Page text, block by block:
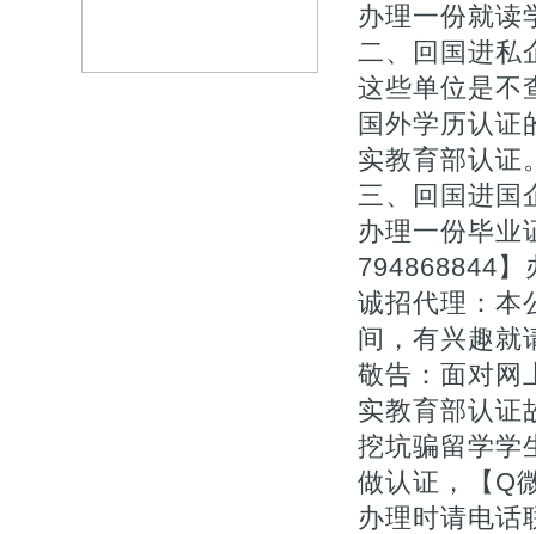
办理一份就读
二、回国进私
这些单位是不
国外学历认证
实教育部认证
三、回国进国
办理一份毕业
794868844】
诚招代理：本
间，有兴趣就
敬告：面对网
实教育部认证
挖坑骗留学学
做认证，【Q
办理时请电话